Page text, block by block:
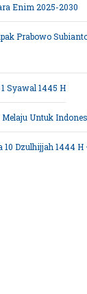
Enim 2025-2030
Prabowo
Syawal 1445 H
Melaju Untuk
Dzulhijjah 1444 H